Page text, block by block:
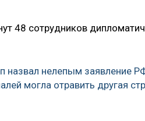
48 сотрудников
назвал нелепым заявление
могла отравить другая